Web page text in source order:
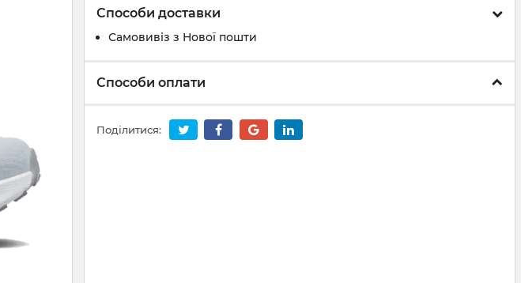
Способи доставки
Самовивіз з Нової пошти
Способи оплати
Поділитися: